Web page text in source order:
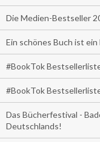
Die Medien-Bestseller
Ein schönes Buch ist
#BookTok
#BookTok
Das Bücherfestival -
Deutschlands!